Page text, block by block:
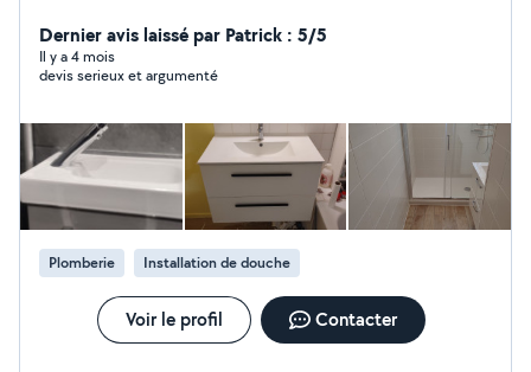
Dernier avis laissé par Patrick : 5/5
Il y a 4 mois
devis serieux et argumenté
Plomberie Installation de douche
Voir le profil Contacter